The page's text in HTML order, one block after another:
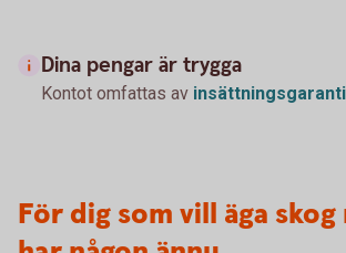
Dina pengar är trygga
Kontot omfattas av
För dig som vill äga